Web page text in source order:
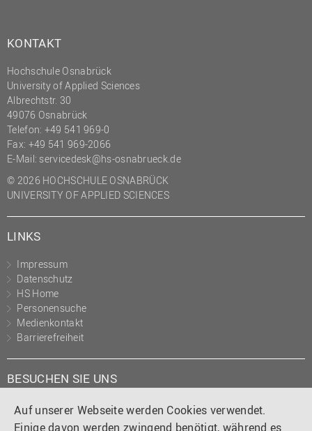
Auf unserer Webseite werden Cookies verwendet.
Einige davon werden zwingend benötigt, während es
KONTAKT
Hochschule Osnabrück
University of Applied Sciences
Albrechtstr. 30
49076 Osnabrück
Telefon: +49 541 969-0
Fax: +49 541 969-2066
E-Mail: servicedesk@hs-osnabrueck.de
© 2026 HOCHSCHULE OSNABRÜCK
UNIVERSITY OF APPLIED SCIENCES
LINKS
Impressum
Datenschutz
HS Home
Personensuche
Medienkontakt
Barrierefreiheit
BESUCHEN SIE UNS
Instagram
TiktokLinkedIn
YouTube
Facebook